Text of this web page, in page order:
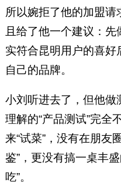
所以婉拒了他的加盟
且给了他一个建议：
实符合昆明用户的喜
自己的品牌。
小刘听进去了，但他做
理解的“产品测试”完全
来“试菜”，没有在朋友
鉴”，更没有搞一桌丰
吃”。